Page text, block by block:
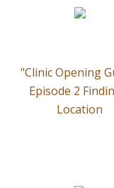
"Clinic Opening
Episode 2
Location